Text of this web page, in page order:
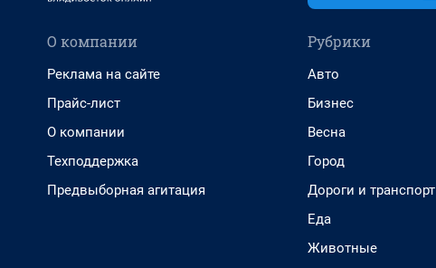
О компании
Реклама на сайте
Прайс-лист
О компании
Техподдержка
Предвыборная агитация
Рубрики
Авто
Бизнес
Весна
Город
Дороги и транспорт
Еда
Животные